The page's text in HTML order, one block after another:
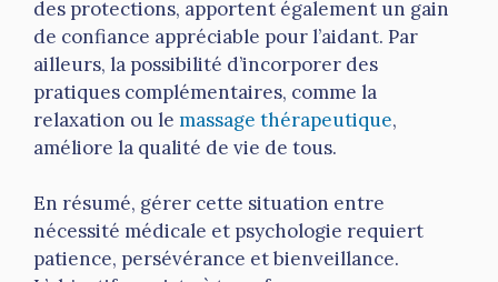
des protections, apportent également un gain
de confiance appréciable pour l’aidant. Par
ailleurs, la possibilité d’incorporer des
pratiques complémentaires, comme la
relaxation ou le massage thérapeutique,
améliore la qualité de vie de tous.
En résumé, gérer cette situation entre
nécessité médicale et psychologie requiert
patience, persévérance et bienveillance.